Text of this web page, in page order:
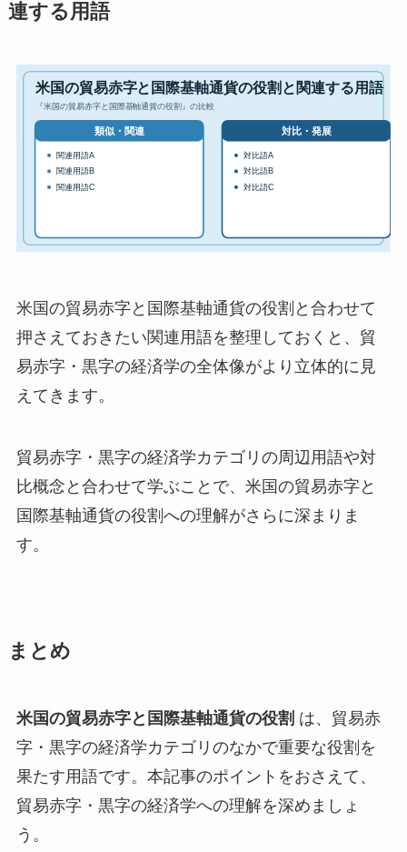
連する用語
米国の貿易赤字と国際基軸通貨の役割と合わせて
押さえておきたい関連用語を整理しておくと、貿
易赤字・黒字の経済学の全体像がより立体的に見
えてきます。
貿易赤字・黒字の経済学カテゴリの周辺用語や対
比概念と合わせて学ぶことで、米国の貿易赤字と
国際基軸通貨の役割への理解がさらに深まりま
す。
まとめ
米国の貿易赤字と国際基軸通貨の役割 は、貿易赤
字・黒字の経済学カテゴリのなかで重要な役割を
果たす用語です。本記事のポイントをおさえて、
貿易赤字・黒字の経済学への理解を深めましょ
う。